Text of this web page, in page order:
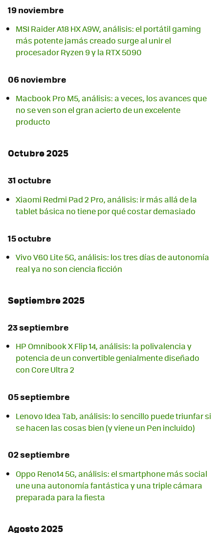
19 noviembre
MSI Raider A18 HX A9W, análisis: el portátil gaming
más potente jamás creado surge al unir el
procesador Ryzen 9 y la RTX 5090
06 noviembre
Macbook Pro M5, análisis: a veces, los avances que
no se ven son el gran acierto de un excelente
producto
Octubre 2025
31 octubre
Xiaomi Redmi Pad 2 Pro, análisis: ir más allá de la
tablet básica no tiene por qué costar demasiado
15 octubre
Vivo V60 Lite 5G, análisis: los tres días de autonomía
real ya no son ciencia ficción
Septiembre 2025
23 septiembre
HP Omnibook X Flip 14, análisis: la polivalencia y
potencia de un convertible genialmente diseñado
con Core Ultra 2
05 septiembre
Lenovo Idea Tab, análisis: lo sencillo puede triunfar si
se hacen las cosas bien (y viene un Pen incluido)
02 septiembre
Oppo Reno14 5G, análisis: el smartphone más social
une una autonomía fantástica y una triple cámara
preparada para la fiesta
Agosto 2025